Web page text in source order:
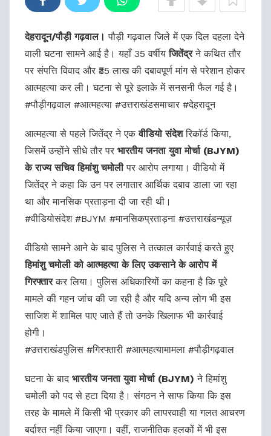
देहरादून/पौड़ी गढ़वाल। पौड़ी गढ़वाल जिले में एक दिल दहला देने
वाली घटना सामने आई है। यहाँ 35 वर्षीयजितेंद्रने कथित तौर
पर संपत्ति विवाद और ₹35 लाख की दबावपूर्ण मांग से परेशान होकर
आत्महत्या कर ली। घटना से पूरे इलाके में सनसनी फैल गई है।
#पौड़ीगढ़वाल #आत्महत्या #उत्तराखंडसमाचार #देहरादून
आत्महत्या से पहले जितेंद्र ने एकवीडियो संदेशरिकॉर्ड किया,
जिसमें उन्होंने सीधे तौर पर भारतीय जनता युवा मोर्चा (BJYM)
के राज्य सचिव हिमांशु चमोलीपर आरोप लगाया। वीडियो में
जितेंद्र ने कहा कि उन पर लगातार आर्थिक दबाव डाला जा रहा
था और मानसिक प्रताड़ना दी जा रही थी।
#वीडियोसंदेश #BJYM #मानसिकप्रताड़ना #उत्तराखंडन्यूज़
वीडियो सामने आने के बाद पुलिस ने तत्काल कार्रवाई करते हुए
हिमांशु चमोली को आत्महत्या के लिए उकसाने के आरोप में
गिरफ्तारकर लिया। पुलिस अधिकारियों का कहना है कि पूरे
मामले की गहन जांच की जा रही है और यदि अन्य लोग भी इस
साजिश में शामिल पाए जाते हैं तो उनके खिलाफ भी कार्रवाई
होगी।
#उत्तराखंडपुलिस #गिरफ्तारी #आत्महत्यामामला #पौड़ीगढ़वाल
घटना के बाद भारतीय जनता युवा मोर्चा (BJYM) ने हिमांशु
चमोली को पद से हटा दिया है। संगठन ने साफ किया कि इस
तरह के मामले में किसी भी प्रकार की लापरवाही या गलत आचरण
बर्दाश्त नहीं किया जाएगा। वहीं, राजनीतिक हलकों में भी इस